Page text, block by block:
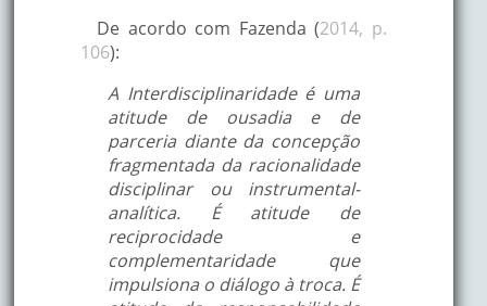
De acordo com Fazenda (2014, p.
106):
A Interdisciplinaridade é uma
atitude de ousadia e de
parceria diante da concepção
fragmentada da racionalidade
disciplinar ou instrumental-
analítica. É atitude de
reciprocidade e
complementaridade que
impulsiona o diálogo à troca. É